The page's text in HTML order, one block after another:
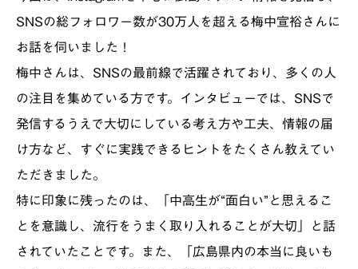
SNSの総フォロワー数が30万人を超える梅中宣裕さんに
お話を伺いました！
梅中さんは、SNSの最前線で活躍されており、多くの人
の注目を集めている方です。インタビューでは、SNSで
発信するうえで大切にしている考え方や工夫、情報の届
け方など、すぐに実践できるヒントをたくさん教えてい
ただきました。
特に印象に残ったのは、「中高生が“面白い”と思えるこ
とを意識し、流行をうまく取り入れることが大切」と話
されていたことです。また、「広島県内の本当に良いも